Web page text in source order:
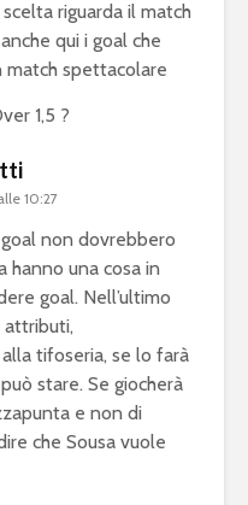
riguarda il match
qui i goal che
match spettacolare
1,5 ?
10:27
non dovrebbero
hanno una cosa in
goal. Nell’ultimo
attributi,
tifoseria, se lo farà
stare. Se giocherà
e non di
che Sousa vuole